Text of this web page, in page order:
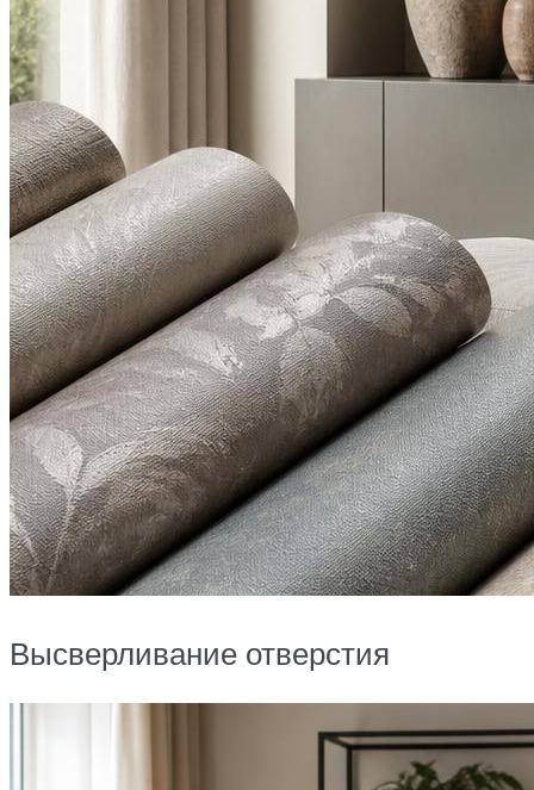
Высверливание отверстия